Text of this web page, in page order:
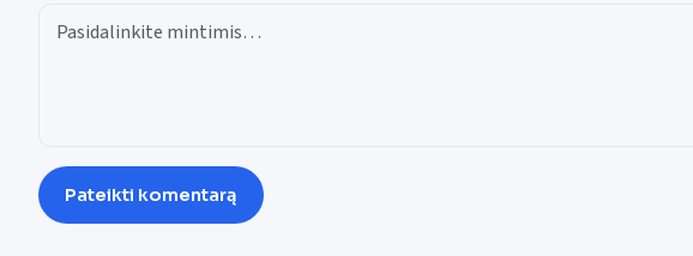
Pateikti komentarą